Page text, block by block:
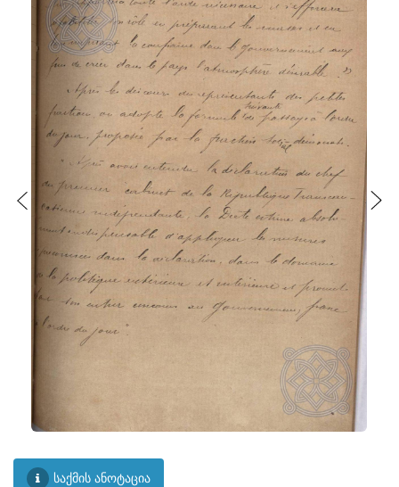
ᲤᲐᲘᲚᲘ 22
ᲤᲐᲘᲚᲘ 23
ᲤᲐᲘᲚᲘ 24
ᲤᲐᲘᲚᲘ 25
ᲤᲐᲘᲚᲘ 26
ᲤᲐᲘᲚᲘ 27
ᲤᲐᲘᲚᲘ
ᲤᲐᲘᲚᲘ 29
ᲤᲐᲘᲚᲘ
საქმის ანოტაცია